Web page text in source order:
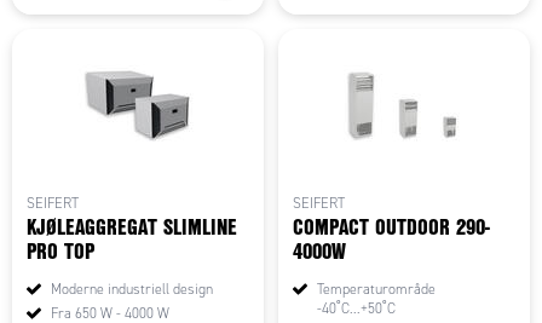
SEIFERT
KJØLEAGGREGAT SLIMLINE
PRO TOP
Moderne industriell design
Fra 650 W - 4000 W
SEIFERT
COMPACT OUTDOOR 290-
4000W
Temperaturområde
-40˚C...+50˚C